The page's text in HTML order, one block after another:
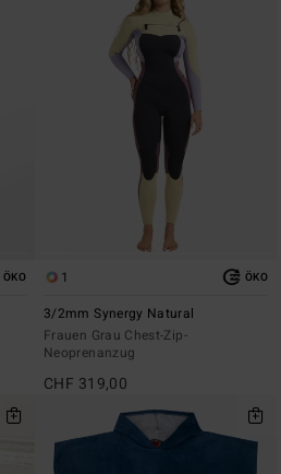
ÖKO 1 ÖKO
3/2mm Synergy Natural
Frauen Grau Chest-Zip-
Neoprenanzug
CHF 319,00